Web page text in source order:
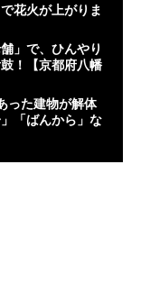
花火が上がりま
」で、ひんやり
！【京都府八幡
った建物が解体
「ばんから」な